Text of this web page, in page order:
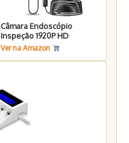
Câmara Endoscópio
Inspeção 1920P HD
Ver na Amazon